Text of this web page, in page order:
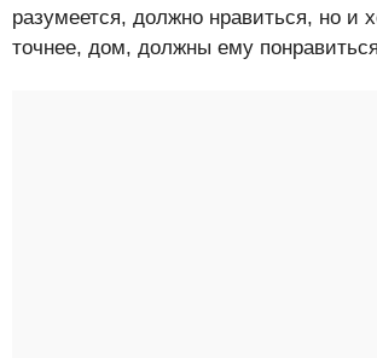
разумеется, должно нравиться, но и
точнее, дом, должны ему